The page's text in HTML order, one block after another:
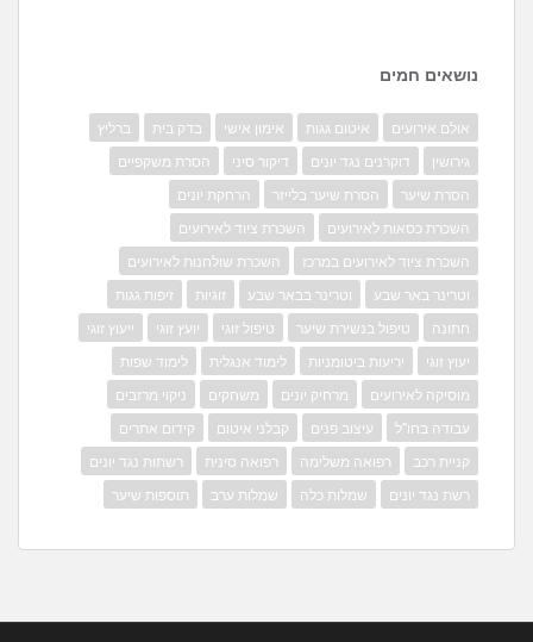
נושאים חמים
אולם אירועים איטום גגות אימון אישי בדק בית
ברליץ
גירושין
דוקרנים נגד יונים דיקור סיני
הסרת משקפיים
הסרת שיער
הסרת שיער בלייזר
הרחקת יונים
השכרת כסאות לאירועים
השכרת ציוד לאירועים
השכרת ציוד לאירועים במרכז
השכרת שולחנות לאירועים
וטרינר באר שבע
וטרינר בבאר שבע זוגיות
זיפות גגות
חתונה
טיפול בנשירת שיער טיפול זוגי יועץ זוגי
ייעוץ זוגי
יעוץ זוגי
יריעות ביטומניות לימוד אנגלית
לימוד שפות
מוסיקה לאירועים
מרחיק יונים משחקים
ניקוי מרזבים
עבודה בחו"ל
עיצוב פנים קבלני איטום
קידום אתרים
קניית רכב
רפואה משלימה רפואה סינית
רשתות נגד יונים
רשת נגד יונים
שמלות כלה שמלות ערב תוספות שיער